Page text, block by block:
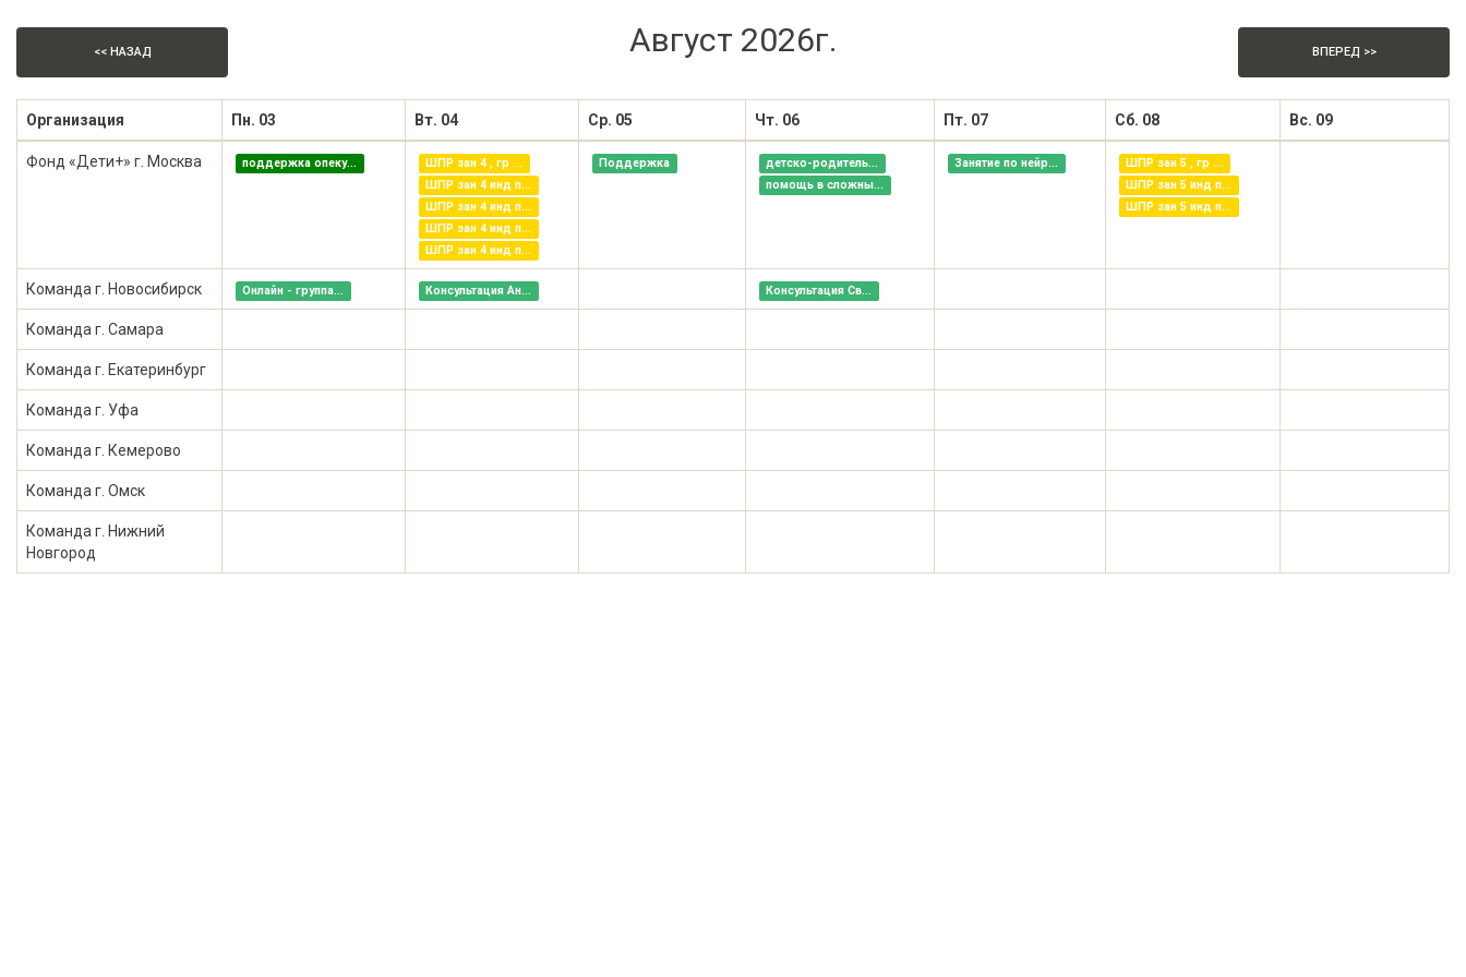
<< НАЗАД Август 2026г. ВПЕРЕД >>
Организация Пн. 03 Вт. 04 Ср. 05 Чт. 06 Пт. 07 Сб. 08 Вс. 09
Фонд «Дети+» г. Москва поддержка опеку...
ШПР зан 4 , гр ...
ШПР зан 4 инд п...
ШПР зан 4 инд п...
ШПР зан 4 инд п...
ШПР зан 4 инд п...
Поддержка
детско-родитель...
помощь в сложны...
Занятие по нейр...
ШПР зан 5 , гр ...
ШПР зан 5 инд п...
ШПР зан 5 инд п...
Команда г. Новосибирск Онлайн - группа... Консультация Ан... Консультация Св...
Команда г. Самара
Команда г. Екатеринбург
Команда г. Уфа
Команда г. Кемерово
Команда г. Омск
Команда г. Нижний
Новгород